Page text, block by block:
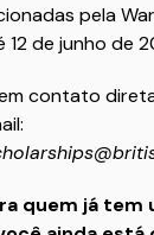
pela
de junho de
contato
quem já